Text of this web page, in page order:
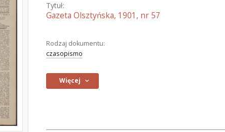
Tytuł:
Gazeta Olsztyńska, 1901, nr 57
Rodzaj dokumentu:
czasopismo
Więcej